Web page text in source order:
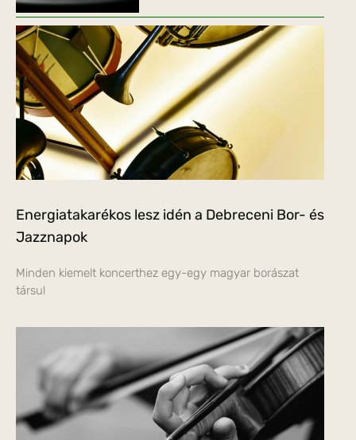
Energiatakarékos lesz idén a Debreceni Bor- és
Jazznapok
Minden kiemelt koncerthez egy-egy magyar borászat
társul